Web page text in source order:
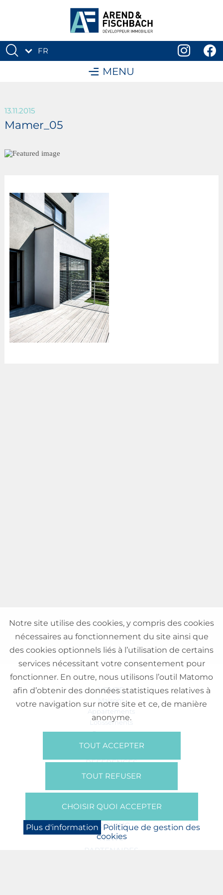
FR
MENU
13.11.2015
Mamer_05
VENTE
Maisons
Appartements
Lotissements
Commerces
Bureaux
RÉFÉRENCES
SUR NOUS
Presse
BOOKING
NEWS
PARTENAIRES
Notre site utilise des cookies, y compris des cookies
nécessaires au fonctionnement du site ainsi que
des cookies optionnels liés à l’utilisation de certains
services nécessitant votre consentement pour
fonctionner. En outre, nous utilisons l’outil Matomo
afin d’obtenir des données statistiques relatives à
votre navigation sur notre site et ce, de manière
anonyme.
TOUT ACCEPTER
TOUT REFUSER
CHOISIR QUOI ACCEPTER
Plus d'information Politique de gestion des
cookies